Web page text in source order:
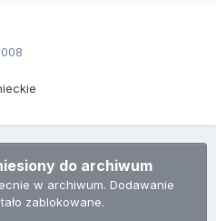
do archiwum
w archiwum. Dodawanie
zablokowane.